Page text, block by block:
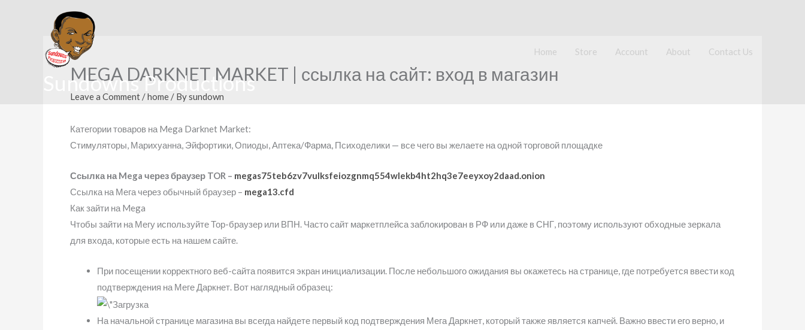
Sundowns Productions
Home Store Account About Contact Us
MEGA DARKNET MARKET | ссылка на сайт: вход в магазин
Leave a Comment /home / Bysundown
Категории товаров на Mega Darknet Market:
Стимуляторы, Марихуанна, Эйфортики, Опиоды, Аптека/Фарма, Психоделики — все чего вы желаете на одной торговой площадке
Ссылка на Mega через браузер TOR – megas75teb6zv7vulksfeiozgnmq554wlekb4ht2hq3e7eeyxoy2daad.onion
Ссылка на Мега через обычный браузер – mega13.cfd
Как зайти на Mega
Чтобы зайти на Мегу используйте Тор-браузер или ВПН. Часто сайт маркетплейса заблокирован в РФ или даже в СНГ, поэтому используют обходные зеркала
для входа, которые есть на нашем сайте.
При посещении корректного веб-сайта появится экран инициализации. После небольшого ожидания вы окажетесь на странице, где потребуется ввести код
подтверждения на Меге Даркнет. Вот наглядный образец:
На начальной странице магазина вы всегда найдете первый код подтверждения Мега Даркнет, который также является капчей. Важно ввести его верно, и